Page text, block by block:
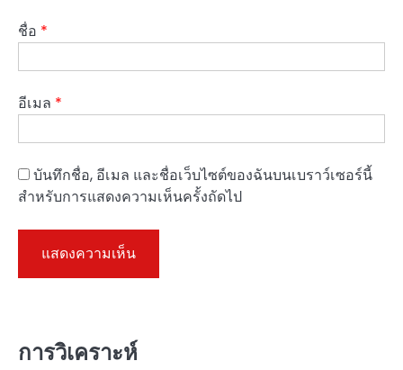
ชื่อ *
อีเมล *
บันทึกชื่อ, อีเมล และชื่อเว็บไซต์ของฉันบนเบราว์เซอร์นี้
สำหรับการแสดงความเห็นครั้งถัดไป
การวิเคราะห์